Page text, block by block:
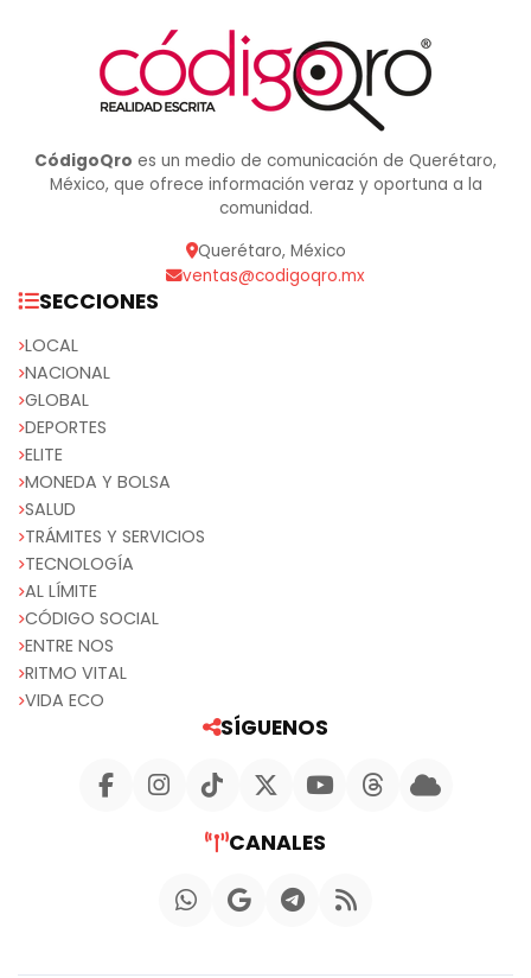
CódigoQro es un medio de comunicación de Querétaro,
México, que ofrece información veraz y oportuna a la
comunidad.
Querétaro, México
ventas@codigoqro.mx
SECCIONES
LOCAL
NACIONAL
GLOBAL
DEPORTES
ELITE
MONEDA Y BOLSA
SALUD
TRÁMITES Y SERVICIOS
TECNOLOGÍA
AL LÍMITE
CÓDIGO SOCIAL
ENTRE NOS
RITMO VITAL
VIDA ECO
SÍGUENOS
CANALES